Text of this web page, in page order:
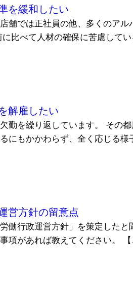
を緩和したい
舗では正社員の他、多くのアル
比べて人材の確保に苦慮して
解雇したい
勤を繰り返しています。 その
にもかかわらず、全く応じる様
営方針の留意点
働行政運営方針」を策定したと
項があれば教えてください。